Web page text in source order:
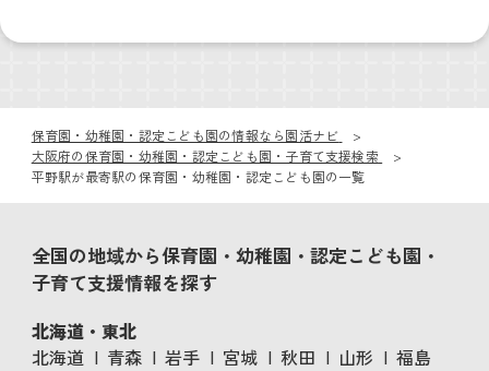
保育園・幼稚園・認定こども園の情報なら園活ナビ
大阪府の保育園・幼稚園・認定こども園・子育て支援検索
平野駅が最寄駅の保育園・幼稚園・認定こども園の一覧
全国の地域から保育園・幼稚園・認定こども園・
子育て支援情報を探す
北海道・東北
北海道
青森 岩手 宮城 秋田 山形
福島